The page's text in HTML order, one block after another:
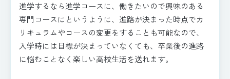
進学するなら進学コースに、働きたいので興味のある
専門コースにというように、進路が決まった時点でカ
リキュラムやコースの変更をすることも可能なので、
入学時には目標が決まっていなくても、卒業後の進路
に悩むことなく楽しい高校生活を送れます。